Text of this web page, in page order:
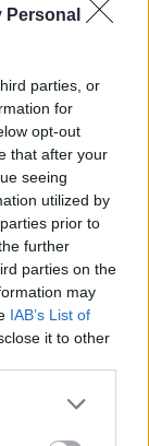
Personal
parties, or
for
opt-out
that after your
seeing
utilized by
prior to
further
parties on the
may
IAB’s List of
it to other
diskurzusok
diákok kérnek
és